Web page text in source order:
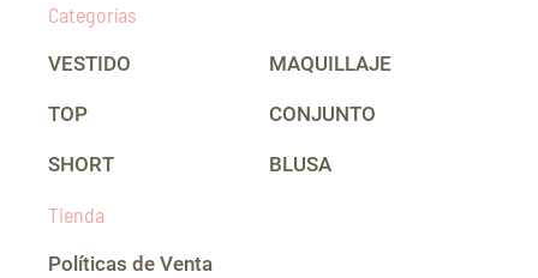
Categorías
VESTIDO
TOP
SHORT
MAQUILLAJE
CONJUNTO
BLUSA
Tienda
Políticas de Venta